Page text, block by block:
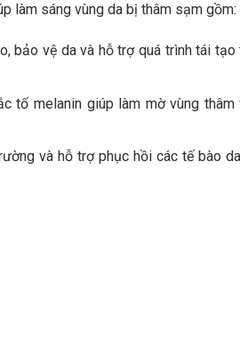
làm sáng vùng da bị thâm sạm gồm:
bảo vệ da và hỗ trợ quá trình tái tạo
tố melanin giúp làm mờ vùng thâm
và hỗ trợ phục hồi các tế bào